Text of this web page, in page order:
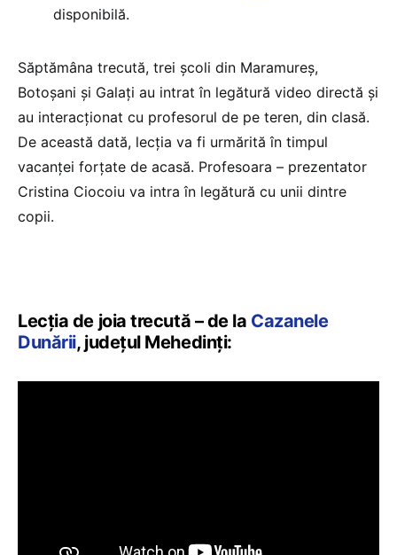
disponibilă.
Săptămâna trecută, trei școli din Maramureș,
Botoşani și Galați au intrat în legătură video directă și
au interacționat cu profesorul de pe teren, din clasă.
De această dată, lecția va fi urmărită în timpul
vacanței forțate de acasă. Profesoara – prezentator
Cristina Ciocoiu va intra în legătură cu unii dintre
copii.
Lecția de joia trecută – de la Cazanele
Dunării, județul Mehedinți: